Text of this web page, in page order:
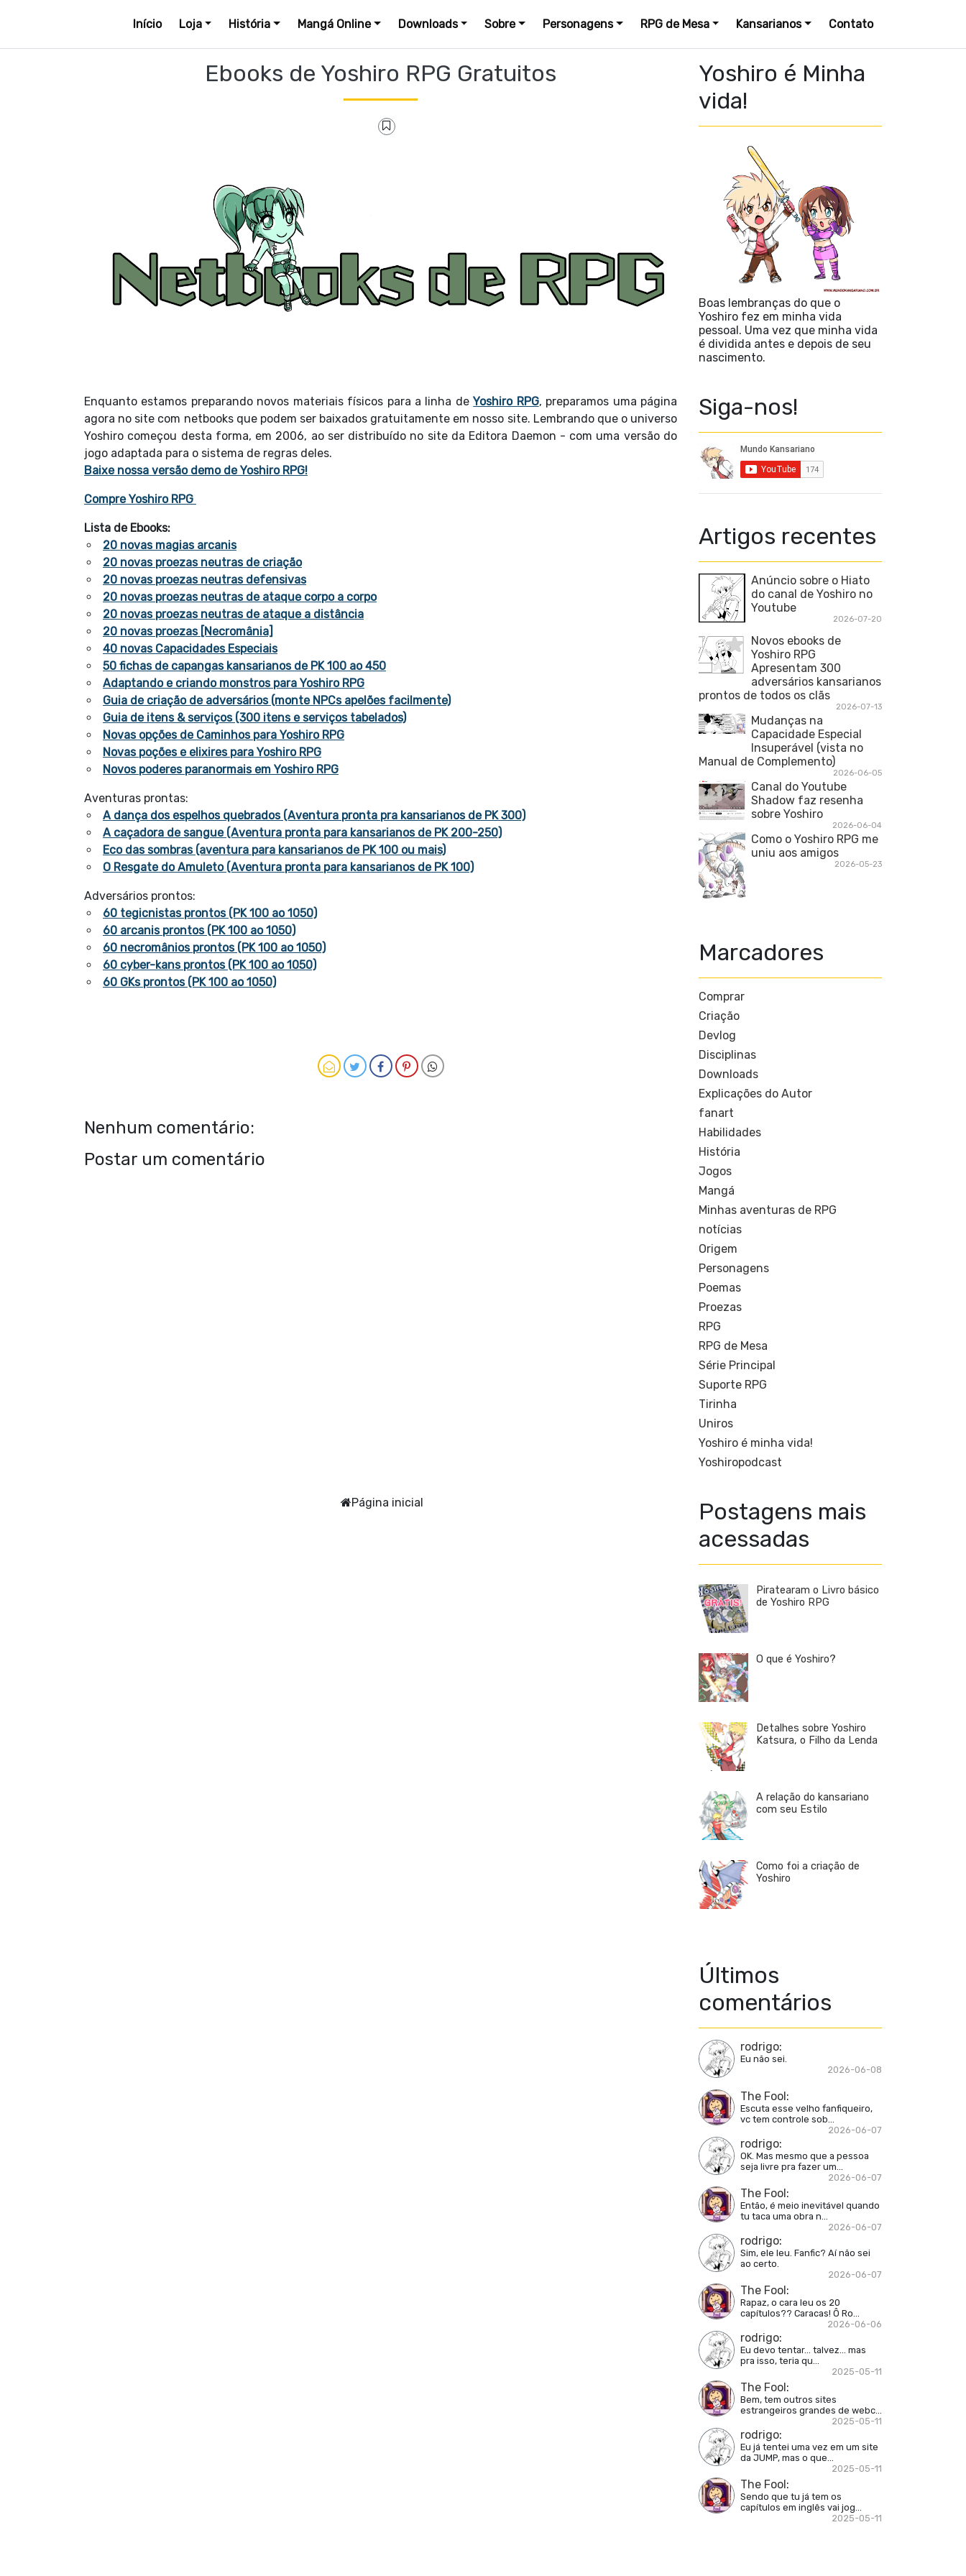
Início Loja História Mangá Online Downloads Sobre Personagens RPG de Mesa Kansarianos Contato
Ebooks de Yoshiro RPG Gratuitos
Enquanto estamos preparando novos materiais físicos para a linha deYoshiro RPG, preparamos uma página
agora no site com netbooks que podem ser baixados gratuitamente em nosso site. Lembrando que o universo
Yoshiro começou desta forma, em 2006, ao ser distribuído no site da Editora Daemon - com uma versão do
jogo adaptada para o sistema de regras deles.
Baixe nossa versão demo de Yoshiro RPG!
Compre Yoshiro RPG
Lista de Ebooks:
20 novas magias arcanis
20 novas proezas neutras de criação
20 novas proezas neutras defensivas
20 novas proezas neutras de ataque corpo a corpo
20 novas proezas neutras de ataque a distância
20 novas proezas [Necromânia]
40 novas Capacidades Especiais
50 fichas de capangas kansarianos de PK 100 ao 450
Adaptando e criando monstros para Yoshiro RPG
Guia de criação de adversários (monte NPCs apelões facilmente)
Guia de itens & serviços (300 itens e serviços tabelados)
Novas opções de Caminhos para Yoshiro RPG
Novas poções e elixires para Yoshiro RPG
Novos poderes paranormais em Yoshiro RPG
Aventuras prontas:
A dança dos espelhos quebrados (Aventura pronta pra kansarianos de PK 300)
A caçadora de sangue (Aventura pronta para kansarianos de PK 200-250)
Eco das sombras (aventura para kansarianos de PK 100 ou mais)
O Resgate do Amuleto (Aventura pronta para kansarianos de PK 100)
Adversários prontos:
60 tegicnistas prontos (PK 100 ao 1050)
60 arcanis prontos (PK 100 ao 1050)
60 necromânios prontos (PK 100 ao 1050)
60 cyber-kans prontos (PK 100 ao 1050)
60 GKs prontos (PK 100 ao 1050)
Nenhum comentário:
Postar um comentário
Página inicial
Yoshiro é Minha
vida!
Boas lembranças do que o
Yoshiro fez em minha vida
pessoal. Uma vez que minha vida
é dividida antes e depois de seu
nascimento.
Siga-nos!
Artigos recentes
Anúncio sobre o Hiato
do canal de Yoshiro no
Youtube
2026-07-20
Novos ebooks de
Yoshiro RPG
Apresentam 300
adversários kansarianos
prontos de todos os clãs
2026-07-13
Mudanças na
Capacidade Especial
Insuperável (vista no
Manual de Complemento)
2026-06-05
Canal do Youtube
Shadow faz resenha
sobre Yoshiro
2026-06-04
Como o Yoshiro RPG me
uniu aos amigos
2026-05-23
Marcadores
Comprar
Criação
Devlog
Disciplinas
Downloads
Explicações do Autor
fanart
Habilidades
História
Jogos
Mangá
Minhas aventuras de RPG
notícias
Origem
Personagens
Poemas
Proezas
RPG
RPG de Mesa
Série Principal
Suporte RPG
Tirinha
Uniros
Yoshiro é minha vida!
Yoshiropodcast
Postagens mais
acessadas
Piratearam o Livro básico
de Yoshiro RPG
O que é Yoshiro?
Detalhes sobre Yoshiro
Katsura, o Filho da Lenda
A relação do kansariano
com seu Estilo
Como foi a criação de
Yoshiro
Últimos
comentários
rodrigo:
Eu não sei.
2026-06-08
The Fool:
Escuta esse velho fanfiqueiro,
vc tem controle sob...
2026-06-07
rodrigo:
OK. Mas mesmo que a pessoa
seja livre pra fazer um...
2026-06-07
The Fool:
Então, é meio inevitável quando
tu taca uma obra n...
2026-06-07
rodrigo:
Sim, ele leu. Fanfic? Aí não sei
ao certo.
2026-06-07
The Fool:
Rapaz, o cara leu os 20
capítulos?? Caracas! Ô Ro...
2026-06-06
rodrigo:
Eu devo tentar... talvez... mas
pra isso, teria qu...
2025-05-11
The Fool:
Bem, tem outros sites
estrangeiros grandes de webc...
2025-05-11
rodrigo:
Eu já tentei uma vez em um site
da JUMP, mas o que...
2025-05-11
The Fool:
Sendo que tu já tem os
capítulos em inglês vai jog...
2025-05-11